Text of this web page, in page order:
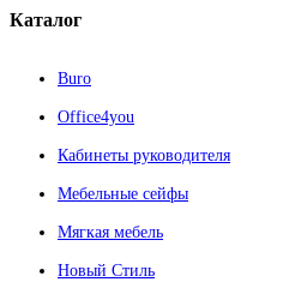
Каталог
Buro
Office4you
Кабинеты руководителя
Мебельные сейфы
Мягкая мебель
Новый Стиль